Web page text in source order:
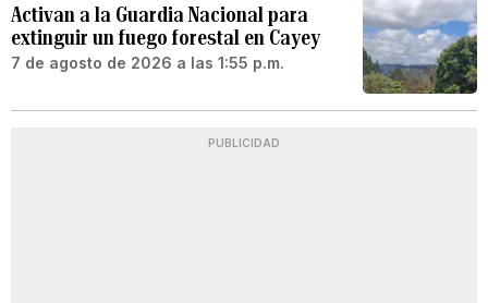
Activan a la Guardia Nacional para
extinguir un fuego forestal en Cayey
7 de agosto de 2026 a las 1:55 p.m.
PUBLICIDAD